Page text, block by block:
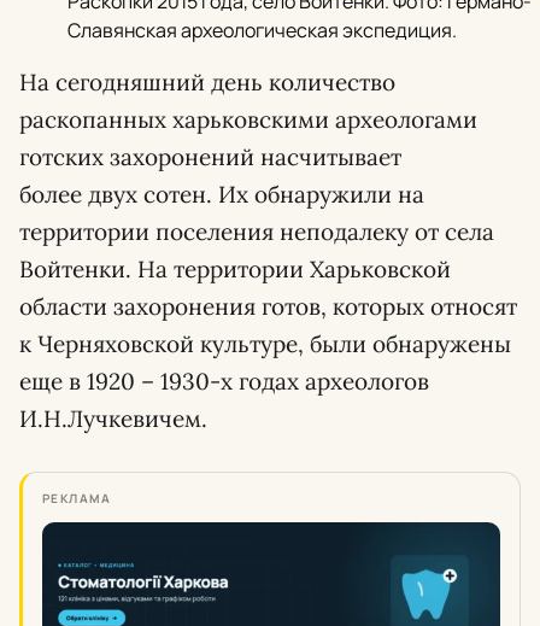
Славянская археологическая экспедиция.
На сегодняшний день количество
раскопанных харьковскими археологами
готских захоронений насчитывает
более двух сотен. Их обнаружили на
территории поселения неподалеку от села
Войтенки. На территории Харьковской
области захоронения готов, которых относят
к Черняховской культуре, были обнаружены
еще в 1920 – 1930-х годах археологов
И.Н.Лучкевичем.
РЕКЛАМА